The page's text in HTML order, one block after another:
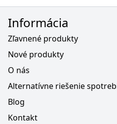
Informácia
Zľavnené produkty
Nové produkty
O nás
Alternatívne riešenie
Blog
Kontakt